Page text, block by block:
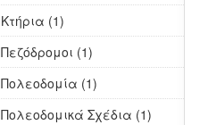
Κτήρια (1)
Πεζόδρομοι (1)
Πολεοδομία (1)
Πολεοδομικά Σχέδια (1)